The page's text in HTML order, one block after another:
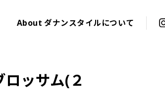
Aboutダナンスタイルについて
ッサム(２